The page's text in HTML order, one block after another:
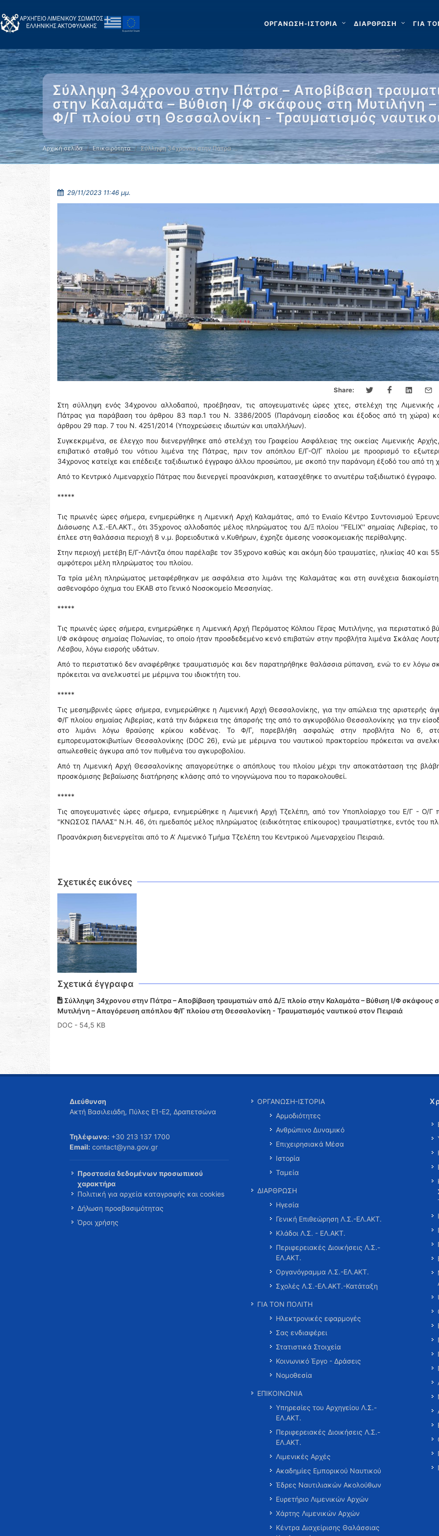
ΟΡΓΑΝΩΣΗ-ΙΣΤΟΡΙΑ ΔΙΑΡΘΡΩΣΗ ΓΙΑ
Σύλληψη 34χρονου στην Πάτρα – Αποβίβαση
στην Καλαμάτα – Βύθιση Ι/Φ σκάφους στη Μυτιλήνη
Φ/Γ πλοίου στη Θεσσαλονίκη - Τραυματισμός
Αρχική σελίδα Επικαιρότητα Σύλληψη 34χρονου στην Πάτρα …
29/11/2023 11:46 μμ.
Share:
Στη σύλληψη ενός 34χρονου αλλοδαπού, προέβησαν, τις απογευματινές ώρες χτες, στελέχη της Λιμενικής
Πάτρας για παράβαση του άρθρου 83 παρ.1 του Ν. 3386/2005 (Παράνομη είσοδος και έξοδος από τη χώρα)
άρθρου 29 παρ. 7 του Ν. 4251/2014 (Υποχρεώσεις ιδιωτών και υπαλλήλων).
Συγκεκριμένα, σε έλεγχο που διενεργήθηκε από στελέχη του Γραφείου Ασφάλειας της οικείας Λιμενικής
επιβατικό σταθμό του νότιου λιμένα της Πάτρας, πριν τον απόπλου Ε/Γ-Ο/Γ πλοίου με προορισμό το
34χρονος κατείχε και επέδειξε ταξιδιωτικό έγγραφο άλλου προσώπου, με σκοπό την παράνομη έξοδό του από τη
Από το Κεντρικό Λιμεναρχείο Πάτρας που διενεργεί προανάκριση, κατασχέθηκε το ανωτέρω ταξιδιωτικό έγγραφο.
*****
Τις πρωινές ώρες σήμερα, ενημερώθηκε η Λιμενική Αρχή Καλαμάτας, από το Ενιαίο Κέντρο Συντονισμού
Διάσωσης Λ.Σ.-ΕΛ.ΑΚΤ., ότι 35χρονος αλλοδαπός μέλος πληρώματος του Δ/Ξ πλοίου ''FELIX'' σημαίας Λιβερίας, το
έπλεε στη θαλάσσια περιοχή 8 ν.μ. βορειοδυτικά ν.Κυθήρων, έχρηζε άμεσης νοσοκομειακής περίθαλψης.
Στην περιοχή μετέβη Ε/Γ-Λάντζα όπου παρέλαβε τον 35χρονο καθώς και ακόμη δύο τραυματίες, ηλικίας 40 και
αμφότεροι μέλη πληρώματος του πλοίου.
Τα τρία μέλη πληρώματος μεταφέρθηκαν με ασφάλεια στο λιμάνι της Καλαμάτας και στη συνέχεια
ασθενοφόρο όχημα του ΕΚΑΒ στο Γενικό Νοσοκομείο Μεσσηνίας.
*****
Τις πρωινές ώρες σήμερα, ενημερώθηκε η Λιμενική Αρχή Περάματος Κόλπου Γέρας Μυτιλήνης, για περιστατικό
Ι/Φ σκάφους σημαίας Πολωνίας, το οποίο ήταν προσδεδεμένο κενό επιβατών στην προβλήτα λιμένα Σκάλας
Λέσβου, λόγω εισροής υδάτων.
Από το περιστατικό δεν αναφέρθηκε τραυματισμός και δεν παρατηρήθηκε θαλάσσια ρύπανση, ενώ το εν λόγω
πρόκειται να ανελκυστεί με μέριμνα του ιδιοκτήτη του.
*****
Τις μεσημβρινές ώρες σήμερα, ενημερώθηκε η Λιμενική Αρχή Θεσσαλονίκης, για την απώλεια της αριστερής
Φ/Γ πλοίου σημαίας Λιβερίας, κατά την διάρκεια της άπαρσής της από το αγκυροβόλιο Θεσσαλονίκης για την
στο λιμάνι λόγω θραύσης κρίκου καδένας. Το Φ/Γ, παρεβλήθη ασφαλώς στην προβλήτα Νο 6,
εμπορευματοκιβωτίων Θεσσαλονίκης (DOC 26), ενώ με μέριμνα του ναυτικού πρακτορείου πρόκειται να
απωλεσθείς άγκυρα από τον πυθμένα του αγκυροβολίου.
Από τη Λιμενική Αρχή Θεσσαλονίκης απαγορεύτηκε ο απόπλους του πλοίου μέχρι την αποκατάσταση της
προσκόμισης βεβαίωσης διατήρησης κλάσης από το νηογνώμονα που το παρακολουθεί.
*****
Τις απογευματινές ώρες σήμερα, ενημερώθηκε η Λιμενική Αρχή Τζελέπη, από τον Υποπλοίαρχο του Ε/Γ - Ο/Γ
"ΚΝΩΣΟΣ ΠΑΛΑΣ" Ν.Η. 46, ότι ημεδαπός μέλος πληρώματος (ειδικότητας επίκουρος) τραυματίστηκε, εντός του
Προανάκριση διενεργείται από το Α’ Λιμενικό Τμήμα Τζελέπη του Κεντρικού Λιμεναρχείου Πειραιά.
Σχετικές εικόνες
Σχετικά έγγραφα
Σύλληψη 34χρονου στην Πάτρα – Αποβίβαση τραυματιών από Δ/Ξ πλοίο στην Καλαμάτα – Βύθιση Ι/Φ σκάφους
Μυτιλήνη – Απαγόρευση απόπλου Φ/Γ πλοίου στη Θεσσαλονίκη - Τραυματισμός ναυτικού στον Πειραιά
DOC - 54,5 KB
Διεύθυνση
Ακτή Βασιλειάδη, Πύλες Ε1-Ε2, Δραπετσώνα
Τηλέφωνο: +30 213 137 1700
Email: contact@yna.gov.gr
Προστασία δεδομένων προσωπικού
χαρακτήρα
Πολιτική για αρχεία καταγραφής και cookies
Δήλωση προσβασιμότητας
Όροι χρήσης
ΟΡΓΑΝΩΣΗ-ΙΣΤΟΡΙΑ
Αρμοδιότητες
Ανθρώπινο Δυναμικό
Επιχειρησιακά Μέσα
Ιστορία
Ταμεία
ΔΙΑΡΘΡΩΣΗ
Ηγεσία
Γενική Επιθεώρηση Λ.Σ.-ΕΛ.ΑΚΤ.
Κλάδοι Λ.Σ. - ΕΛ.ΑΚΤ.
Περιφερειακές Διοικήσεις Λ.Σ.-
ΕΛ.ΑΚΤ.
Οργανόγραμμα Λ.Σ.-ΕΛ.ΑΚΤ.
Σχολές Λ.Σ.-ΕΛ.ΑΚΤ.-Κατάταξη
ΓΙΑ ΤΟΝ ΠΟΛΙΤΗ
Ηλεκτρονικές εφαρμογές
Σας ενδιαφέρει
Στατιστικά Στοιχεία
Κοινωνικό Έργο - Δράσεις
Νομοθεσία
ΕΠΙΚΟΙΝΩΝΙΑ
Υπηρεσίες του Αρχηγείου Λ.Σ.-
ΕΛ.ΑΚΤ.
Περιφερειακές Διοικήσεις Λ.Σ.-
ΕΛ.ΑΚΤ.
Λιμενικές Αρχές
Ακαδημίες Εμπορικού Ναυτικού
Έδρες Ναυτιλιακών Ακολούθων
Ευρετήριο Λιμενικών Αρχών
Χάρτης Λιμενικών Αρχών
Κέντρα Διαχείρισης Θαλάσσιας